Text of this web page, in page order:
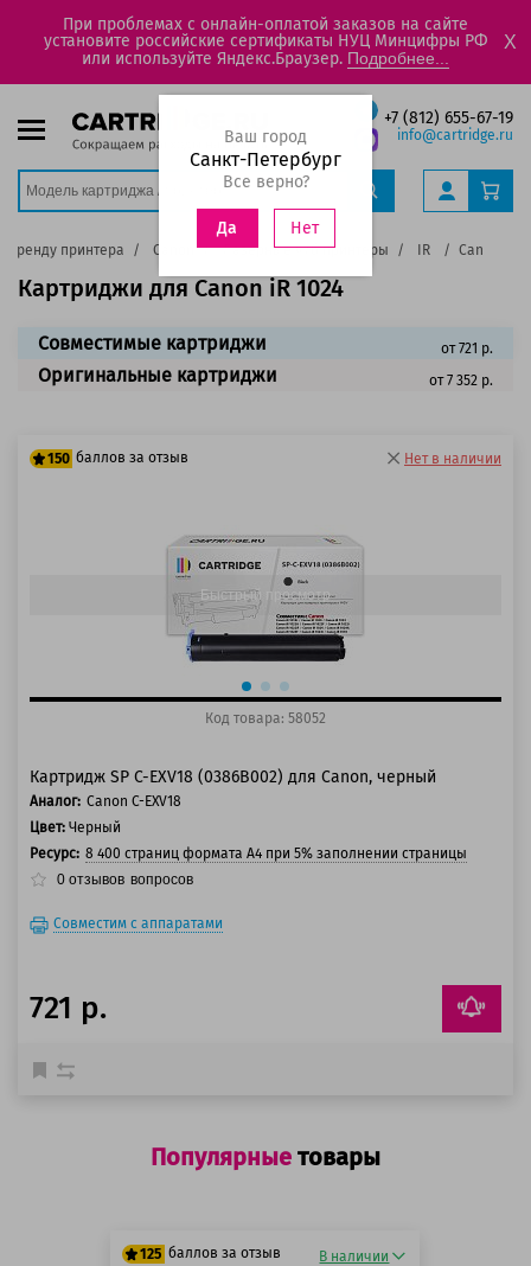
При проблемах с онлайн-оплатой заказов на сайте
установите российские сертификаты НУЦ Минцифры РФ
или используйте Яндекс.Браузер. Подробнее...
X
+7 (812) 655-67-19
info@cartridge.ru
Ваш город
Санкт-Петербург
Все верно?
Да Нет
бренду принтера Canon Лазерные ч/б принтеры IR Canon iR
Картриджи для Canon iR 1024
Совместимые картриджи от 721 р.
Оригинальные картриджи от 7 352 р.
150 баллов за отзыв Нет в наличии
Быстрый просмотр
Код товара: 58052
Картридж SP C-EXV18 (0386B002) для Canon, черный
Аналог: Canon C-EXV18
Цвет: Черный
Ресурс: 8 400 страниц формата А4 при 5% заполнении страницы
0 отзывов вопросов
Совместим с аппаратами
721 р.
Популярные товары
125 баллов за отзыв В наличии